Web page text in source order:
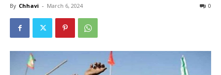
By Chhavi - March 6, 2024 0